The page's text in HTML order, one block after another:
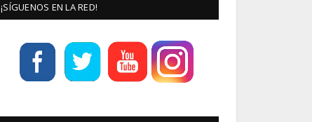
¡SÍGUENOS EN LA RED!